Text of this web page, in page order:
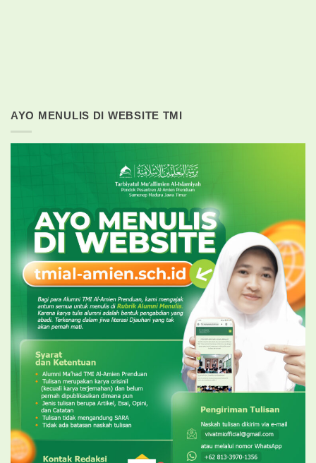
AYO MENULIS DI WEBSITE TMI